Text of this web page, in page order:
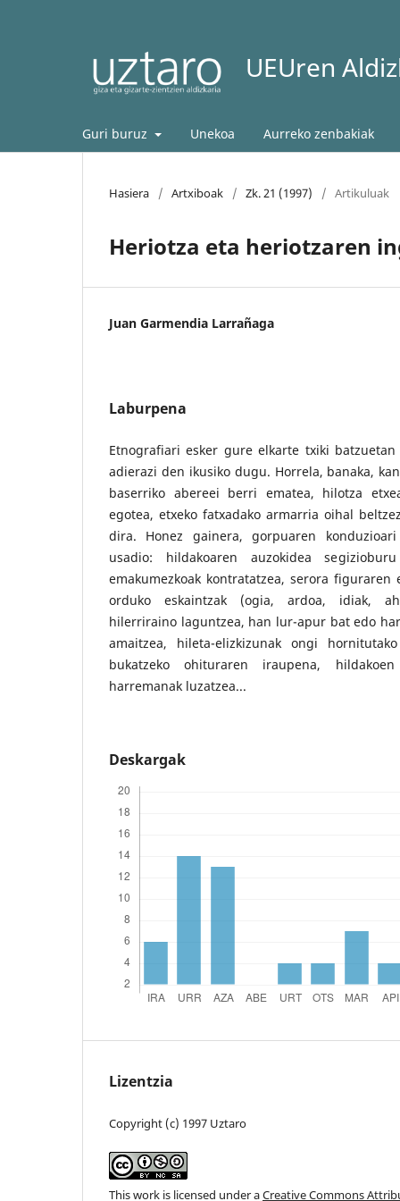
UEUren
Guri buruz Unekoa Aurreko zenbakiak
Hasiera / Artxiboak / Zk. 21 (1997) / Artikuluak
Heriotza eta heriotzaren
Juan Garmendia Larrañaga
Laburpena
Etnografiari esker gure elkarte txiki
adierazi den ikusiko dugu. Horrela, banaka,
baserriko abereei berri ematea, hilotza
egotea, etxeko fatxadako armarria oihal
dira. Honez gainera, gorpuaren
usadio: hildakoaren auzokidea
emakumezkoak kontratatzea, serora
orduko eskaintzak (ogia, ardoa, idiak,
hilerriraino laguntzea, han lur-apur bat edo
amaitzea, hileta-elizkizunak ongi
bukatzeko ohituraren iraupena,
harremanak luzatzea...
Deskargak
Lizentzia
Copyright (c) 1997 Uztaro
This work is licensed under aCreative Commons